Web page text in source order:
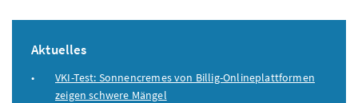
Aktuelles
VKI-Test: Sonnencremes von Billig-Onlineplattformen
zeigen schwere Mängel